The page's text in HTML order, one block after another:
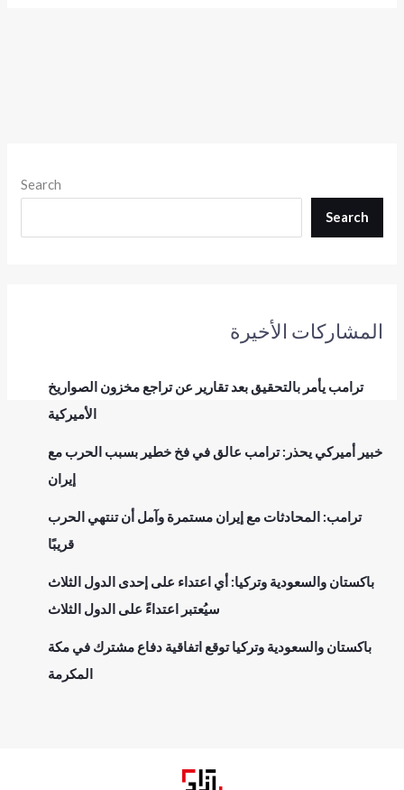
Search
Search
المشاركات الأخيرة
ترامب يأمر بالتحقيق بعد تقارير عن تراجع مخزون الصواريخ
الأميركية
خبير أميركي يحذر: ترامب عالق في فخ خطير بسبب الحرب مع
إيران
ترامب: المحادثات مع إيران مستمرة وآمل أن تنتهي الحرب
قريبًا
باكستان والسعودية وتركيا: أي اعتداء على إحدى الدول الثلاث
سيُعتبر اعتداءً على الدول الثلاث
باكستان والسعودية وتركيا توقع اتفاقية دفاع مشترك في مكة
المكرمة